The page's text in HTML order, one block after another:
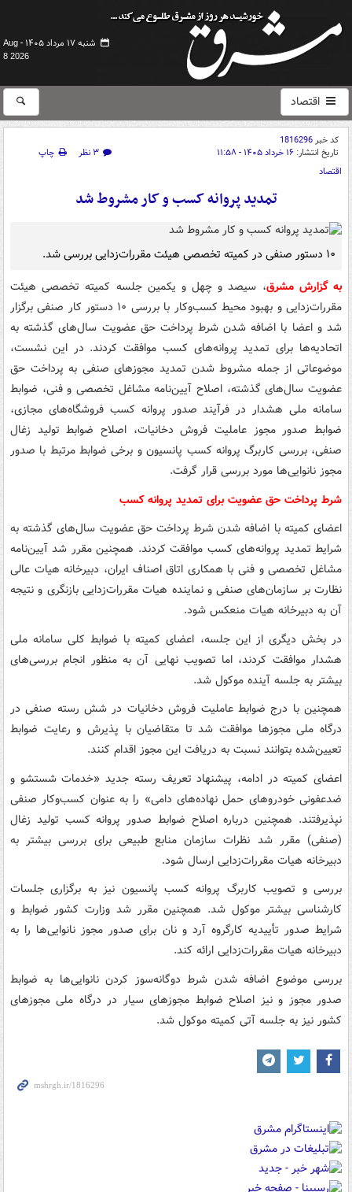
شنبه ۱۷ مرداد ۱۴۰۵ -
Aug
8 2026
اقتصاد
کد خبر1816296
تاریخ انتشار: ۱۶ خرداد ۱۴۰۵ - ۱۱:۵۸ ۳ نظر
چاپ
اقتصاد
تمدید پروانه کسب و کار مشروط شد
۱۰ دستور صنفی در کمیته تخصصی هیئت مقررات‌زدایی بررسی شد.
به گزارش مشرق، سیصد و چهل و یکمین جلسه کمیته تخصصی هیئت
مقررات‌زدایی و بهبود محیط کسب‌وکار با بررسی ۱۰ دستور کار صنفی برگزار
شد و اعضا با اضافه شدن شرط پرداخت حق عضویت سال‌های گذشته به
اتحادیه‌ها برای تمدید پروانه‌های کسب موافقت کردند. در این نشست،
موضوعاتی از جمله مشروط شدن تمدید مجوزهای صنفی به پرداخت حق
عضویت سال‌های گذشته، اصلاح آیین‌نامه مشاغل تخصصی و فنی، ضوابط
سامانه ملی هشدار در فرآیند صدور پروانه کسب فروشگاه‌های مجازی،
ضوابط صدور مجوز عاملیت فروش دخانیات، اصلاح ضوابط تولید زغال
صنفی، بررسی کاربرگ پروانه کسب پانسیون و برخی ضوابط مرتبط با صدور
مجوز نانوایی‌ها مورد بررسی قرار گرفت.
شرط پرداخت حق عضویت برای تمدید پروانه کسب
اعضای کمیته با اضافه شدن شرط پرداخت حق عضویت سال‌های گذشته به
شرایط تمدید پروانه‌های کسب موافقت کردند. همچنین مقرر شد آیین‌نامه
مشاغل تخصصی و فنی با همکاری اتاق اصناف ایران، دبیرخانه هیات عالی
نظارت بر سازمان‌های صنفی و نماینده هیات مقررات‌زدایی بازنگری و نتیجه
آن به دبیرخانه هیات منعکس شود.
در بخش دیگری از این جلسه، اعضای کمیته با ضوابط کلی سامانه ملی
هشدار موافقت کردند، اما تصویب نهایی آن به منظور انجام بررسی‌های
بیشتر به جلسه آینده موکول شد.
همچنین با درج ضوابط عاملیت فروش دخانیات در شش رسته صنفی در
درگاه ملی مجوزها موافقت شد تا متقاضیان با پذیرش و رعایت ضوابط
تعیین‌شده بتوانند نسبت به دریافت این مجوز اقدام کنند.
اعضای کمیته در ادامه، پیشنهاد تعریف رسته جدید «خدمات شستشو و
ضدعفونی خودروهای حمل نهاده‌های دامی» را به عنوان کسب‌وکار صنفی
نپذیرفتند. همچنین درباره اصلاح ضوابط صدور پروانه کسب تولید زغال
(صنفی) مقرر شد نظرات سازمان منابع طبیعی برای بررسی بیشتر به
دبیرخانه هیات مقررات‌زدایی ارسال شود.
بررسی و تصویب کاربرگ پروانه کسب پانسیون نیز به برگزاری جلسات
کارشناسی بیشتر موکول شد. همچنین مقرر شد وزارت کشور ضوابط و
شرایط صدور تأییدیه کارگروه آرد و نان برای صدور مجوز نانوایی‌ها را به
دبیرخانه هیات مقررات‌زدایی ارائه کند.
بررسی موضوع اضافه شدن شرط دوگانه‌سوز کردن نانوایی‌ها به ضوابط
صدور مجوز و نیز اصلاح ضوابط مجوزهای سیار در درگاه ملی مجوزهای
کشور نیز به جلسه آتی کمیته موکول شد.